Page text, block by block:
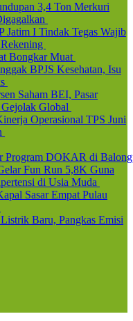
3,4 Ton Merkuri
Jatim I Tindak Tegas Wajib
Bongkar Muat
BPJS Kesehatan, Isu
Saham BEI, Pasar
Global
Operasional TPS Juni
Program DOKAR di
Fun Run 5,8K Guna
di Usia Muda
Sasar Empat Pulau
Baru, Pangkas Emisi